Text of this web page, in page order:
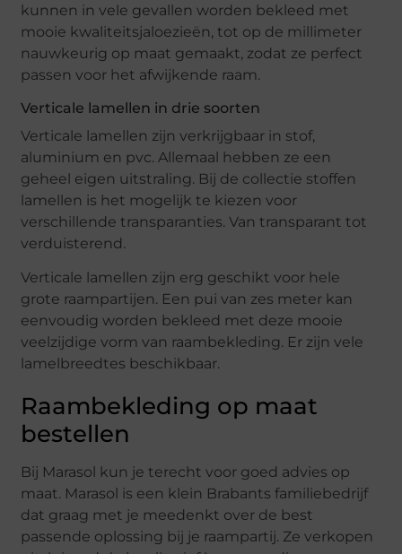
kunnen in vele gevallen worden bekleed met
mooie kwaliteitsjaloezieën, tot op de millimeter
nauwkeurig op maat gemaakt, zodat ze perfect
passen voor het afwijkende raam.
Verticale lamellen in drie soorten
Verticale lamellen zijn verkrijgbaar in stof,
aluminium en pvc. Allemaal hebben ze een
geheel eigen uitstraling. Bij de collectie stoffen
lamellen is het mogelijk te kiezen voor
verschillende transparanties. Van transparant tot
verduisterend.
Verticale lamellen zijn erg geschikt voor hele
grote raampartijen. Een pui van zes meter kan
eenvoudig worden bekleed met deze mooie
veelzijdige vorm van raambekleding. Er zijn vele
lamelbreedtes beschikbaar.
Raambekleding op maat
bestellen
Bij Marasol kun je terecht voor goed advies op
maat. Marasol is een klein Brabants familiebedrijf
dat graag met je meedenkt over de best
passende oplossing bij je raampartij. Ze verkopen